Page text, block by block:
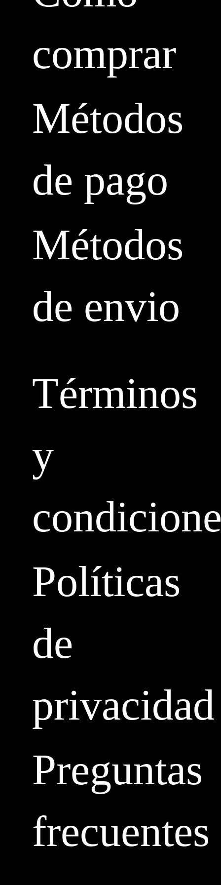
comprar
Métodos
de pago
Métodos
de envio
Términos
y
Políticas
de
privacidad
Preguntas
frecuentes